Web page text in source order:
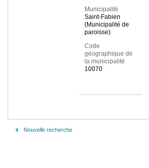
Municipalité
Saint-Fabien
(Municipalité de
paroisse)
Code
géographique de
la municipalité
10070
Nouvelle recherche